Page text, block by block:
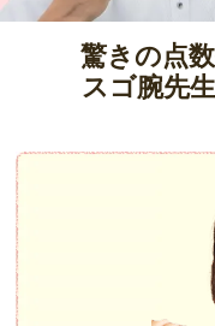
驚きの点
スゴ腕先